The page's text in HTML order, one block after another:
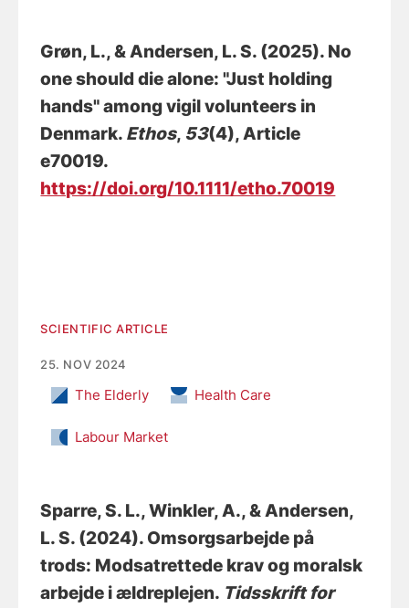
Grøn, L., & Andersen, L. S. (2025). No
one should die alone: "Just holding
hands" among vigil volunteers in
Denmark. Ethos, 53(4), Article
e70019.
https://doi.org/10.1111/etho.70019
SCIENTIFIC ARTICLE
25. NOV 2024
The Elderly Health Care
Labour Market
Sparre, S. L., Winkler, A., & Andersen,
L. S. (2024). Omsorgsarbejde på
trods: Modsatrettede krav og moralsk
arbejde i ældreplejen. Tidsskrift for